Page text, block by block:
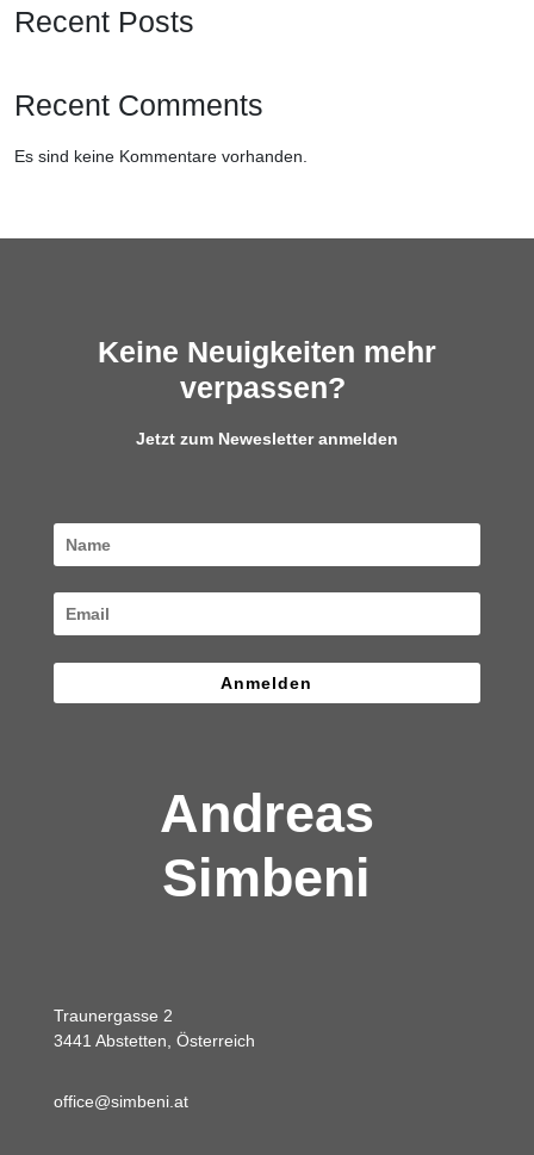
Recent Posts
Recent Comments
Es sind keine Kommentare vorhanden.
Keine Neuigkeiten mehr
verpassen?
Jetzt zum Newesletter anmelden
Anmelden
Andreas
Simbeni
Traunergasse 2
3441 Abstetten, Österreich
office@simbeni.at